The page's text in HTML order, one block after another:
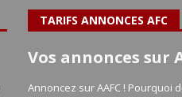
TARIFS ANNONCES AFC
Vos annonces sur
Annoncez sur AAFC ! Pourquoi